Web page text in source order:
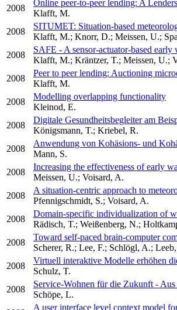
2008
Online peer-to-peer lending: A
Klafft, M.
2008
SITUMET: Situation-based
Klafft, M.; Knorr, D.; Meissen, U.;
2008
SAFE - A sensor-actuator-based
Klafft, M.; Kräntzer, T.; Meissen, U.;
2008
Peer to peer lending: Auctioning
Klafft, M.
2008
Modelling overlapping functionality
Kleinod, E.
2008
Digitale Gesundheitsbegleiter am
Königsmann, T.; Kriebel, R.
2008
Anwendung von Kohäsions- und
Mann, S.
2008
Increasing the effectiveness of early
Meissen, U.; Voisard, A.
2008
A situation-centric approach to
Pfennigschmidt, S.; Voisard, A.
2008
Domain-specific individualization of
Rädisch, T.; Weißenberg, N.;
2008
Toward self-paced brain-computer
Scherer, R.; Lee, F.; Schlögl, A.;
2008
Virtuell interaktive Modelle erhöhen
Schulz, T.
2008
Service-Wohnen für die Zukunft -
Schöpe, L.
A user interface level context model